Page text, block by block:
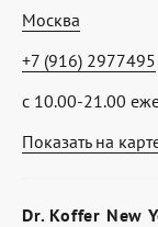
Показать на
Москва
с 10.00-21.00
+7 (916) 2977495
Dr. Koffer New